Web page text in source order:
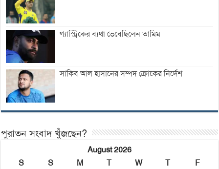
গ্যাস্ট্রিকের ব্যথা ভেবেছিলেন তামিম
সাকিব আল হাসানের সম্পদ ক্রোকের নির্দেশ
পুরাতন সংবাদ খুঁজছেন?
August 2026
S
S M T W T
F